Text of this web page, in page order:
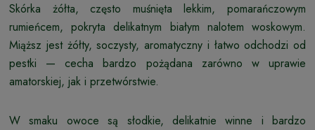
Skórka żółta, często muśnięta lekkim, pomarańczowym
rumieńcem, pokryta delikatnym białym nalotem woskowym.
Miąższ jest żółty, soczysty, aromatyczny i łatwo odchodzi od
pestki — cecha bardzo pożądana zarówno w uprawie
amatorskiej, jak i przetwórstwie.
W smaku owoce są słodkie, delikatnie winne i bardzo